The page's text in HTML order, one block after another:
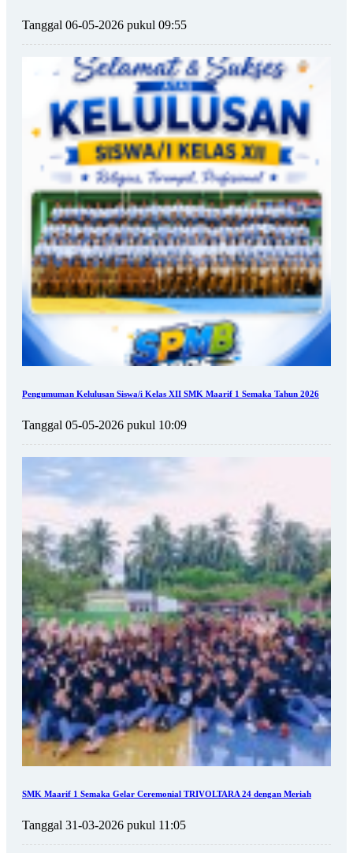
Tanggal 06-05-2026 pukul 09:55
Pengumuman Kelulusan Siswa/i Kelas XII SMK Maarif 1 Semaka Tahun 2026
Tanggal 05-05-2026 pukul 10:09
SMK Maarif 1 Semaka Gelar Ceremonial TRIVOLTARA 24 dengan Meriah
Tanggal 31-03-2026 pukul 11:05